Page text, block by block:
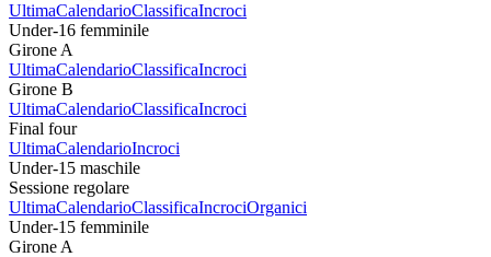
UltimaCalendarioClassificaIncroci
Under-16 femminile
Girone A
UltimaCalendarioClassificaIncroci
Girone B
UltimaCalendarioClassificaIncroci
Final four
UltimaCalendarioIncroci
Under-15 maschile
Sessione regolare
UltimaCalendarioClassificaIncrociOrganici
Under-15 femminile
Girone A